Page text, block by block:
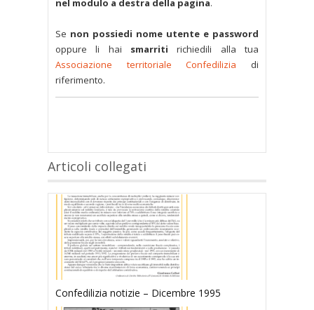
nel modulo a destra della pagina.
Se non possiedi nome utente e password
oppure li hai smarriti richiedili alla tua
Associazione territoriale Confedilizia di
riferimento.
Articoli collegati
Confedilizia notizie – Dicembre 1995